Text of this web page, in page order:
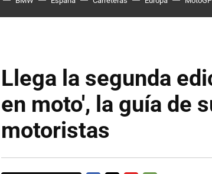
Llega la segunda
en moto', la guía de
motoristas